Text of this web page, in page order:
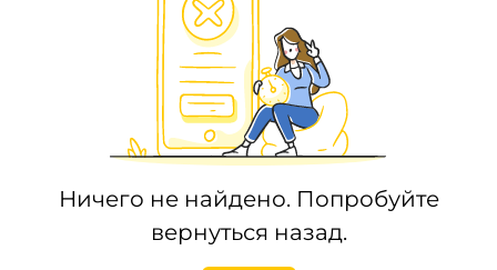
Ничего не найдено. Попробуйте
вернуться назад.